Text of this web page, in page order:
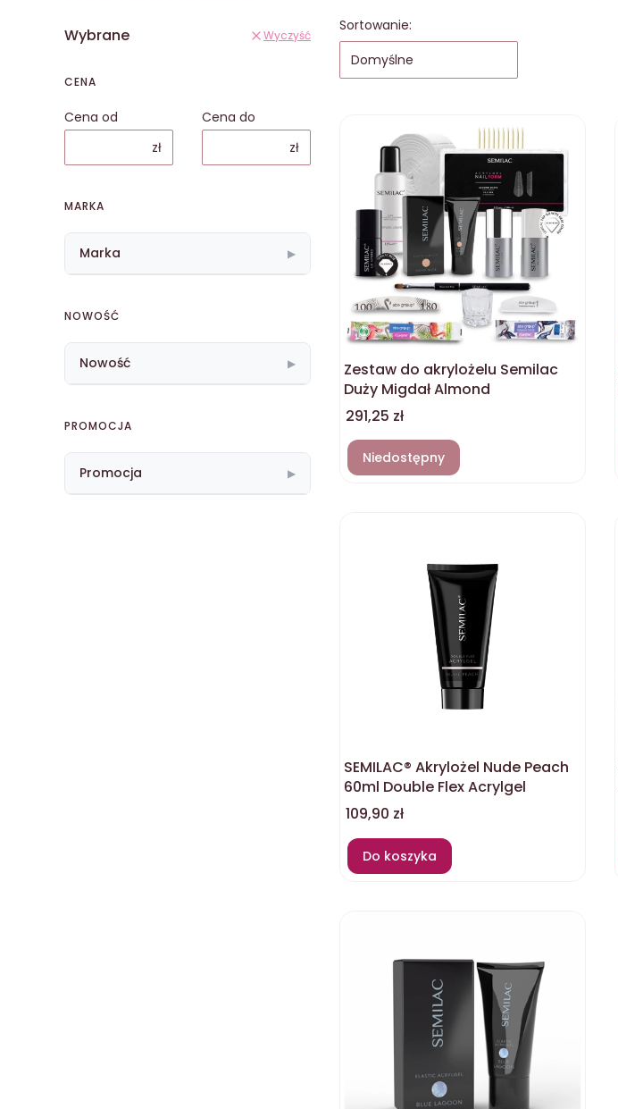
Wybrane Wyczyść
CENA
Cena od
zł
Cena do
zł
MARKA
Marka ▶
NOWOŚĆ
Nowość ▶
PROMOCJA
Promocja ▶
Lista produktów
Sortowanie:
Domyślne
Zestaw do akrylożelu Semilac
Duży Migdał Almond
Cena
291,25 zł
Niedostępny
SEMILAC® Akrylożel Nude Peach
60ml Double Flex Acrylgel
Cena
109,90 zł
Do koszyka